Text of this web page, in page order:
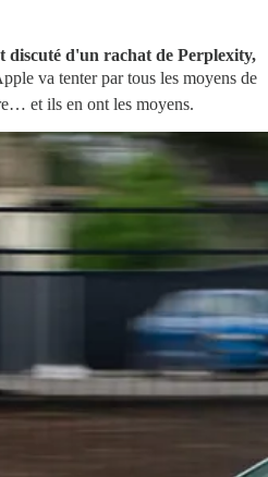
discuté d'un rachat de Perplexity,
va tenter par tous les moyens de
et ils en ont les moyens.